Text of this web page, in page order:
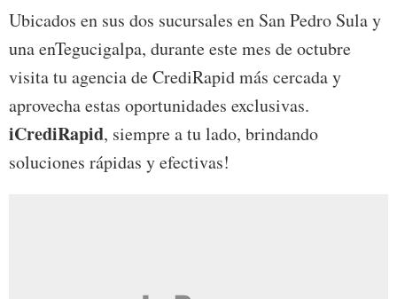
Ubicados en sus dos sucursales en San Pedro Sula y
una enTegucigalpa, durante este mes de octubre
visita tu agencia de CrediRapid más cercada y
aprovecha estas oportunidades exclusivas.
iCrediRapid, siempre a tu lado, brindando
soluciones rápidas y efectivas!